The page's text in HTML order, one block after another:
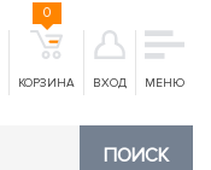
КОРЗИНА
0
ВХОД МЕНЮ
ПОИСК